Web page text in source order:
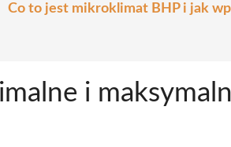
Co to jest mikroklimat BHP i jak
i